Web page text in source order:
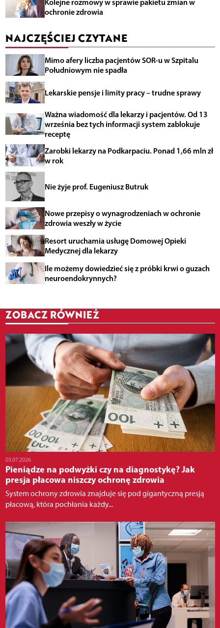
ochronie zdrowia
NAJCZĘŚCIEJ CZYTANE
Mimo afery liczba pacjentów SOR-u w Szpitalu
Południowym nie spadła
Lekarskie pensje i limity pracy – trudne sprawy
Ważna wiadomość dla lekarzy i pacjentów. Od 13
września bez tych informacji system zablokuje
receptę
Zarobki lekarzy na Podkarpaciu. Ponad 1,66 mln zł
w rok
Nie żyje prof. Eugeniusz Butruk
Nowe przepisy o wynagrodzeniach w ochronie
zdrowia weszły w życie
Resort uruchamia usługę Domowej Opieki
Medycznej dla lekarzy
Ile możemy dowiedzieć się z próbki krwi o guzach
neuroendokrynnych?
ZOBACZ RÓWNIEŻ
03.07.2026
Pieniądze na podwyżki czy na diagnostykę? Jak
presja płacowa niszczy ochronę zdrowia
System ochrony zdrowia znajduje się pod gigantyczną presją
płacową, która pochłania każdy...